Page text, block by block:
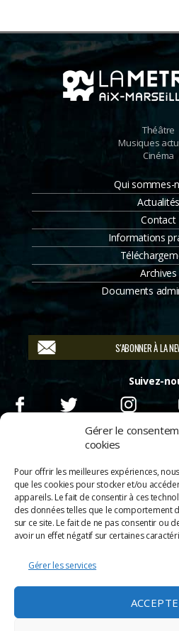
Gérer le
cookies
Pour offrir les meilleures expériences,
que les cookies pour stocker et/ou
appareils. Le fait de consentir à ces
des données telles que le comportement
sur ce site. Le fait de ne pas consentir ou
avoir un effet négatif sur certaines
Gérer les services
Théâtre
Musiques
Cinéma
Qui sommes-
Actualités
Contact
Informations
Archives
Documents
S'ABONNER À LA
Suivez-
© 2026Scènes